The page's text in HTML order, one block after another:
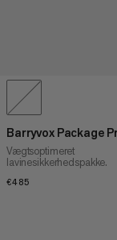
Barryvox Package
Vægtsoptimeret
lavinesikkerhedspakke.
€485